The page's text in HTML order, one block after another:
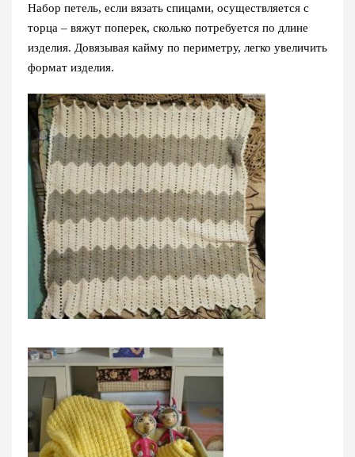
Набор петель, если вязать спицами, осуществляется с
торца – вяжут поперек, сколько потребуется по длине
изделия. Довязывая кайму по периметру, легко увеличить
формат изделия.